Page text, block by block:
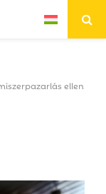
ellen